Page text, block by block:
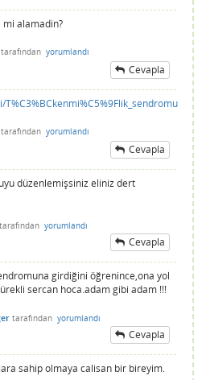
mi alamadin?
tarafından yorumlandı
Cevapla
tarafından yorumlandı
Cevapla
düzenlemişsiniz eliniz dert
tarafından yorumlandı
Cevapla
girdiğini öğrenince,ona yol
sercan hoca.adam gibi adam !!!
tarafından yorumlandı
Cevapla
sahip olmaya calisan bir bireyim.